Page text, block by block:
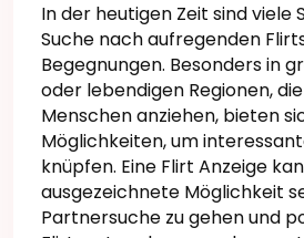
In der heutigen Zeit sind viele
Suche nach aufregenden
Begegnungen. Besonders in
oder lebendigen Regionen,
Menschen anziehen, bieten
Möglichkeiten, um
knüpfen. Eine Flirt Anzeige
ausgezeichnete Möglichkeit
Partnersuche zu gehen und